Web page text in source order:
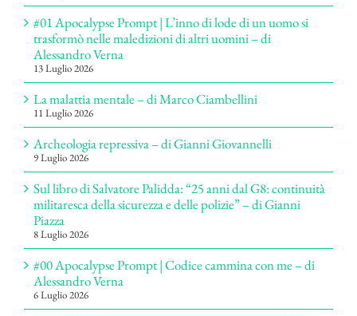
#01 Apocalypse Prompt | L’inno di lode di un uomo si
trasformò nelle maledizioni di altri uomini – di
Alessandro Verna
13 Luglio 2026
La malattia mentale – di Marco Ciambellini
11 Luglio 2026
Archeologia repressiva – di Gianni Giovannelli
9 Luglio 2026
Sul libro di Salvatore Palidda: “25 anni dal G8: continuità
militaresca della sicurezza e delle polizie” – di Gianni
Piazza
8 Luglio 2026
#00 Apocalypse Prompt | Codice cammina con me – di
Alessandro Verna
6 Luglio 2026